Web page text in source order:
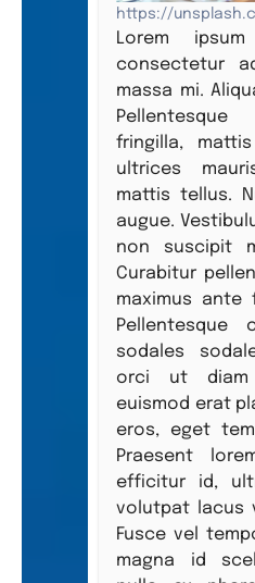
https://
Lorem
consectetur
massa mi.
fringilla,
ultrices
mattis tellus.
augue.
non suscipit
Curabitur
maximus ante
Pellentesque
sodales
orci ut diam
euismod erat
eros, eget
Praesent
efficitur id,
volutpat lacus
Fusce vel
magna id